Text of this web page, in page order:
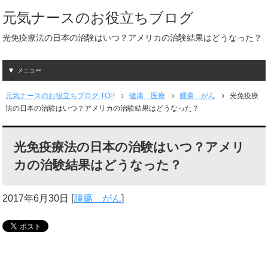
元気ナースのお役立ちブログ
光免疫療法の日本の治験はいつ？アメリカの治験結果はどうなった？
メニュー
元気ナースのお役立ちブログ TOP 健康 医療 腫瘍 がん
光免疫療
法の日本の治験はいつ？アメリカの治験結果はどうなった？
光免疫療法の日本の治験はいつ？アメリ
カの治験結果はどうなった？
2017年6月30日 [腫瘍 がん]